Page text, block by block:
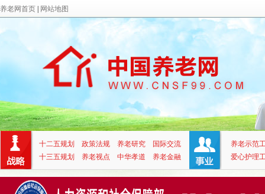
养老网首页 网站地图
十二五规划 政策法规 养老研究
国际交流
十三五规划
养老视点 中华孝道 养老金融
养老示范
爱心护理